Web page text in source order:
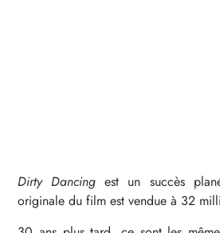
Dirty Dancingest un succès
originale du film est vendue à 32